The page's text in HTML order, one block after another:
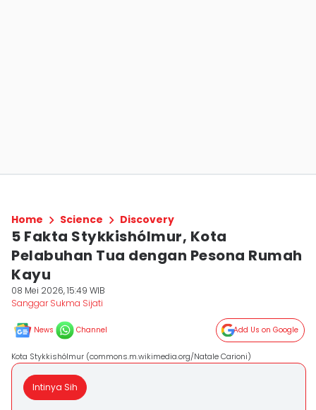
Home Science Discovery
5 Fakta Stykkishólmur, Kota
Pelabuhan Tua dengan Pesona Rumah
Kayu
08 Mei 2026, 15:49 WIB
Sanggar Sukma Sijati
News Channel Add Us on Google
Kota Stykkishólmur (commons.m.wikimedia.org/Natale Carioni)
Intinya Sih